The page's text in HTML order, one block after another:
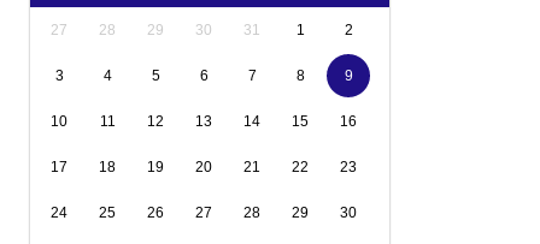
27 28 29 30 31 1 2
3 4 5 6 7 8 9
10 11 12 13 14 15 16
17 18 19 20 21 22 23
24 25 26 27 28 29 30